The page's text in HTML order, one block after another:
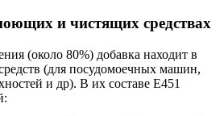
и чистящих средствах
(около 80%) добавка находит в
(для посудомоечных машин,
и др). В их составе Е451